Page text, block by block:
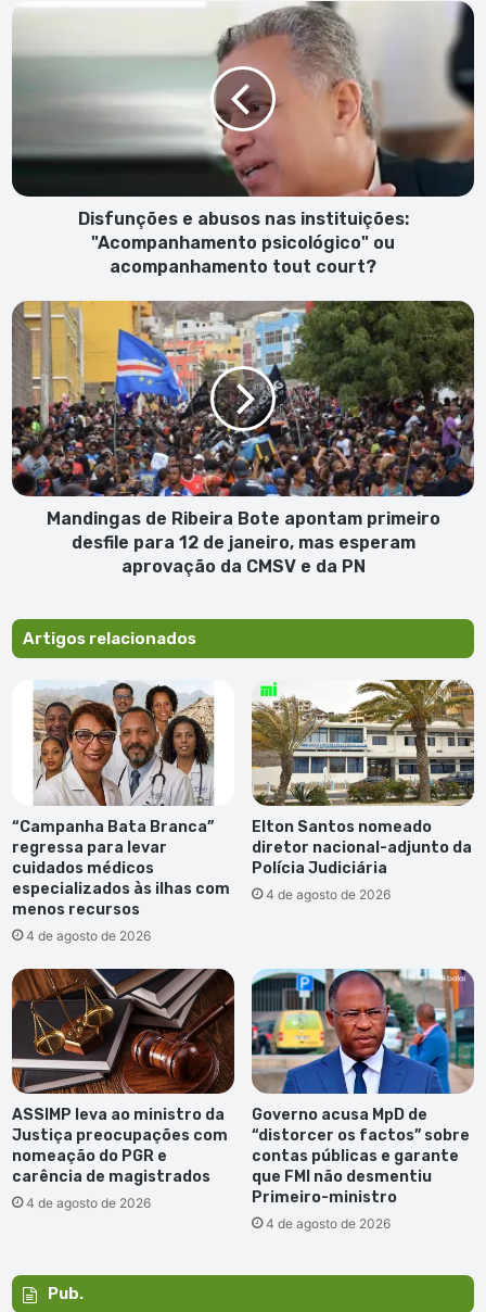
Disfunções
abusos
"Acompanhamento
acompanhamento
Disfunções e abusos nas instituições:
"Acompanhamento psicológico" ou
acompanhamento tout court?
Mandingas
de
Ribeira
Bote
apontam
primeiro
desfile
para
12
da
CMSV
Mandingas de Ribeira Bote apontam primeiro
desfile para 12 de janeiro, mas esperam
aprovação da CMSV e da PN
Artigos relacionados
“Campanha Bata Branca”
regressa para levar
cuidados médicos
especializados às ilhas com
menos recursos
4 de agosto de 2026
Elton Santos nomeado
diretor nacional-adjunto da
Polícia Judiciária
4 de agosto de 2026
ASSIMP leva ao ministro da
Justiça preocupações com
nomeação do PGR e
carência de magistrados
4 de agosto de 2026
Governo acusa MpD de
“distorcer os factos” sobre
contas públicas e garante
que FMI não desmentiu
Primeiro-ministro
4 de agosto de 2026
Pub.